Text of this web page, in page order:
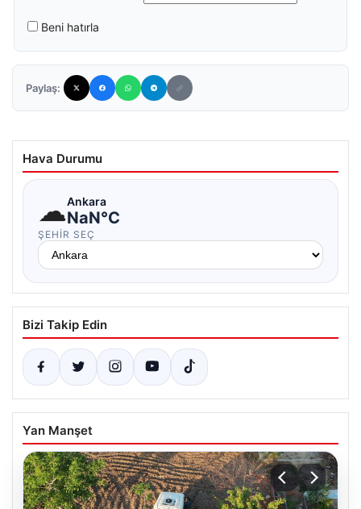
Beni hatırla
Paylaş:
Hava Durumu
☁Ankara
NaN°C
ŞEHIR SEÇ
Bizi Takip Edin
Yan Manşet